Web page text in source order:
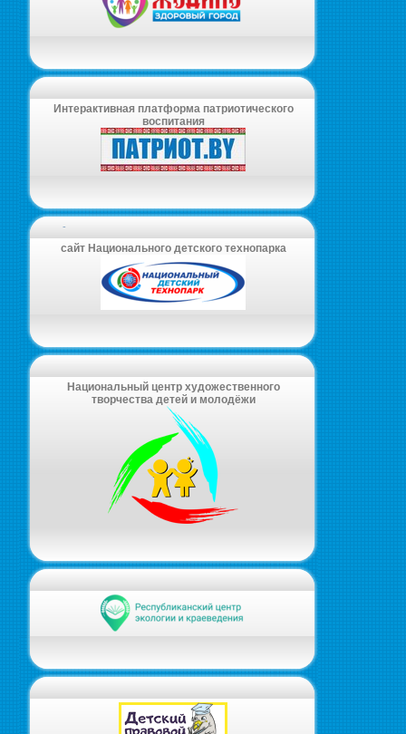
Интерактивная платформа патриотического
воспитания
-
сайт Национального детского технопарка
Национальный центр художественного
творчества детей и молодёжи